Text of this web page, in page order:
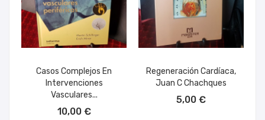
Casos Complejos En
Intervenciones
Vasculares...
10,00 €
Regeneración Cardíaca,
Juan C Chachques
5,00 €